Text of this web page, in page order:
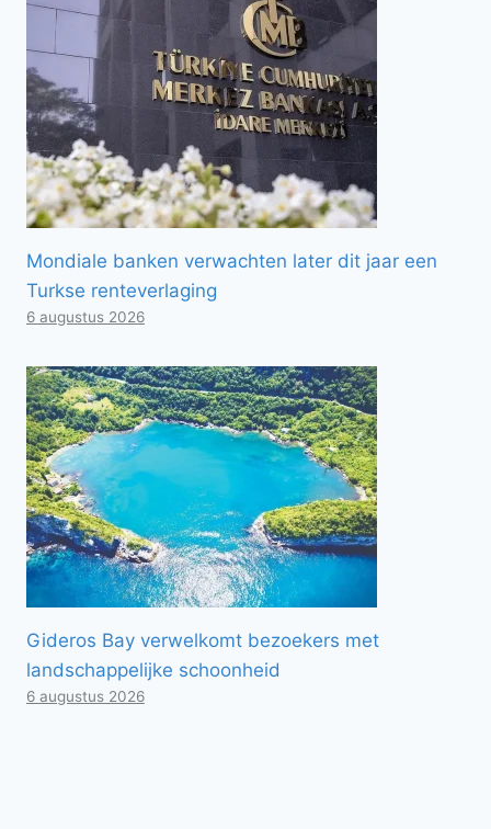
Mondiale banken verwachten later dit jaar een
Turkse renteverlaging
6 augustus 2026
Gideros Bay verwelkomt bezoekers met
landschappelijke schoonheid
6 augustus 2026